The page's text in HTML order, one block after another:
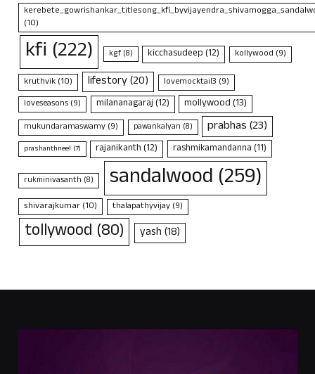
(10)
kfi (222) kgf(8) kicchasudeep(12) kollywood (9)
kruthvik(10) lifestory(20) lovemocktail3 (9)
loveseasons (9) milananagaraj(12) mollywood(13)
mukundaramaswamy (9) pawankalyan (8) prabhas(23)
prashanthneel (7) rajanikanth(12) rashmikamandanna(11)
rukminivasanth (8) sandalwood (259)
shivarajkumar(10) thalapathyvijay(9)
tollywood (80) yash(18)